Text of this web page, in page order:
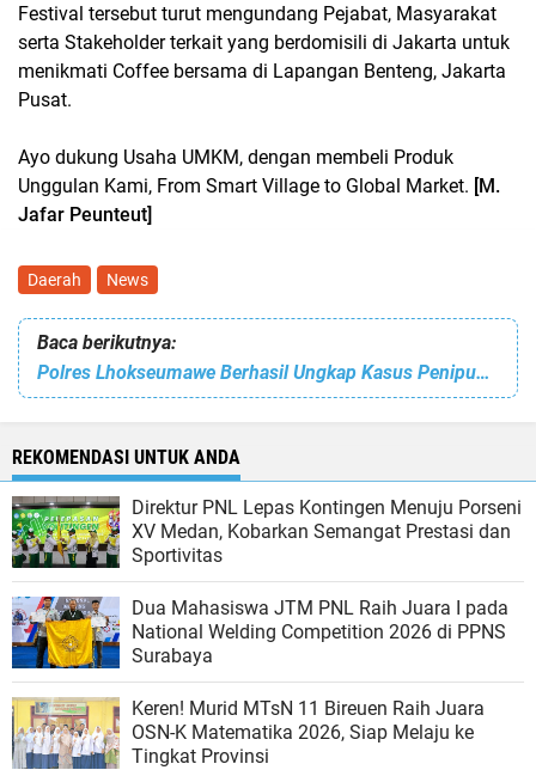
Festival tersebut turut mengundang Pejabat, Masyarakat
serta Stakeholder terkait yang berdomisili di Jakarta untuk
menikmati Coffee bersama di Lapangan Benteng, Jakarta
Pusat.
Ayo dukung Usaha UMKM, dengan membeli Produk
Unggulan Kami, From Smart Village to Global Market. [M.
Jafar Peunteut]
Daerah News
Baca berikutnya:
Polres Lhokseumawe Berhasil Ungkap Kasus Penipuan Berkedok Penerimaan CPNS K2 dan PPPK, Kerugian Korban Capai Rp 2,5 Milyar
REKOMENDASI UNTUK ANDA
Direktur PNL Lepas Kontingen Menuju Porseni
XV Medan, Kobarkan Semangat Prestasi dan
Sportivitas
Dua Mahasiswa JTM PNL Raih Juara I pada
National Welding Competition 2026 di PPNS
Surabaya
Keren! Murid MTsN 11 Bireuen Raih Juara
OSN-K Matematika 2026, Siap Melaju ke
Tingkat Provinsi